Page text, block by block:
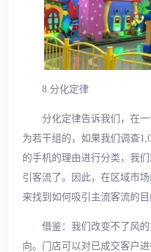
8.分化定律
分化定律告诉我们，在
为若干组的，如果我们调查
的手机的理由进行分类，我
引客流了。因此，在区域市
来找到如何吸引主流客流的目
借鉴：我们改变不了风
向。门店可以对已成交客户